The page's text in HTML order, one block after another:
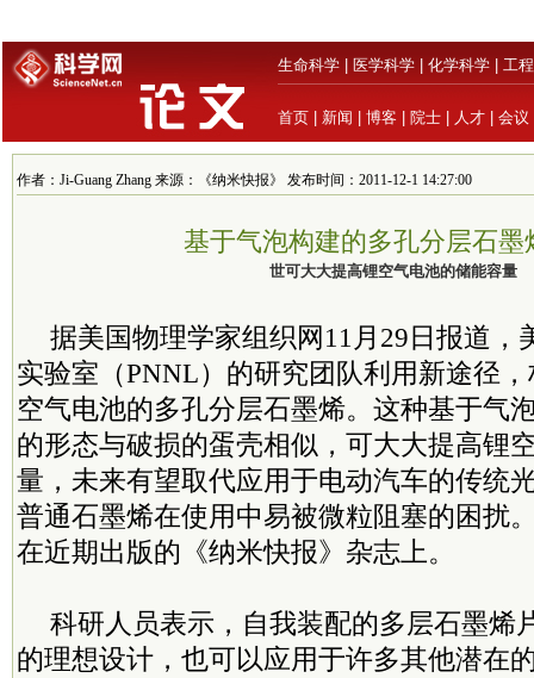
生命科学 医学科学 化学科学 工
首页 新闻 博客 院士 人才 会议
作者：Ji-Guang Zhang 来源：《纳米快报》 发布时间：2011-12-1 14:27:00
基于气泡构建的多孔分层石墨
世可大大提高锂空气电池的储能容量
据美国物理学家组织网11月29日报道，
实验室（PNNL）的研究团队利用新途径
空气电池的多孔分层石墨烯。这种基于气
的形态与破损的蛋壳相似，可大大提高锂
量，未来有望取代应用于电动汽车的传统
普通石墨烯在使用中易被微粒阻塞的困扰
在近期出版的《纳米快报》杂志上。
科研人员表示，自我装配的多层石墨烯
的理想设计，也可以应用于许多其他潜在